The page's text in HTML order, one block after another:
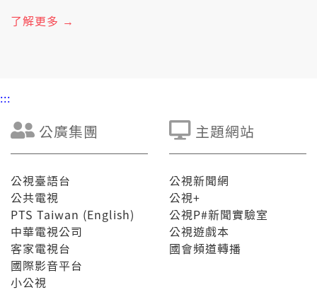
哉無人著傷，抑若犯案的動機閣愛理清。
了解更多 →
:::
公廣集團
公視臺語台
公共電視
PTS Taiwan (English)
中華電視公司
客家電視台
國際影音平台
小公視
主題網站
公視新聞網
公視+
公視P#新聞實驗室
公視遊戲本
國會頻道轉播